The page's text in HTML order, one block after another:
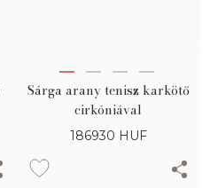
Sárga arany tenisz karkötő
cirkóniával
186930 HUF